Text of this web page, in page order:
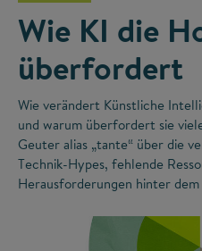
Wie KI die
überfordert
Wie verändert Künstliche
und warum überfordert sie
Geuter alias „tante“ über die
Technik-Hypes, fehlende
Herausforderungen hinter